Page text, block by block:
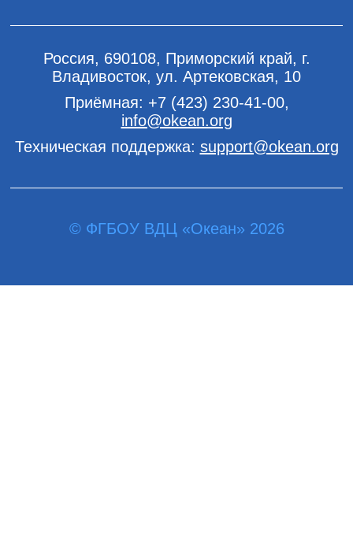
Россия, 690108, Приморский край, г.
Владивосток, ул. Артековская, 10
Приёмная: +7 (423) 230-41-00,
info@okean.org
Техническая поддержка: support@okean.org
© ФГБОУ ВДЦ «Океан» 2026